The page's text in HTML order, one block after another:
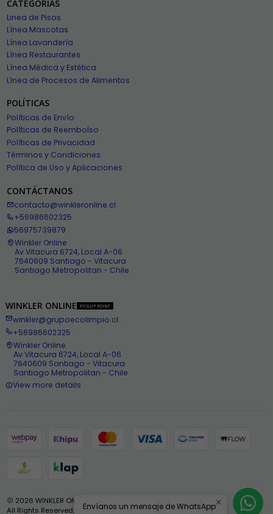
CATEGORÍAS
Linea de Pisos
Línea Mascotas
Línea Lavandería
Línea Restaurantes
Línea Médica y Estética
Línea de Procesos de Alimentos
POLÍTICAS
Políticas de Envío
Políticas de Reembolso
Políticas de Privacidad
Términos y Condiciones
Política de Uso y Aplicaciones
CONTÁCTANOS
contacto@winkleronline.cl
+56986602325
56975739879
Winkler Online
Av Vitacura 6724, Local A-06
7640609 Santiago - Vitacura
Santiago Metropolitan - Chile
WINKLER ONLINE PICKUP POINT
winkler@grupoecolimpio.cl
+56986602325
Winkler Online
Av Vitacura 6724, Local A-06
7640609 Santiago - Vitacura
Santiago Metropolitan - Chile
View more details
2026 WINKLER ONLINE .
All Rights Reserved.
Powered by Jumpseller.
Envíanos un mensaje de WhatsApp